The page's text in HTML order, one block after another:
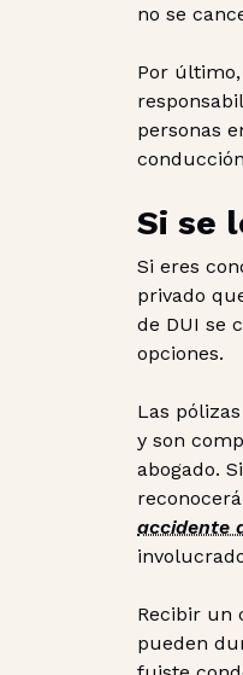
no se
Por
personas
Si se
Si eres
privado
de DUI se
opciones.
Las
y son
abogado.
accidente
Recibir un
pueden